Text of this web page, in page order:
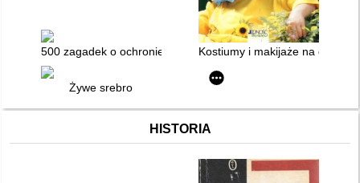
500 zagadek o ochronie środowiska człowieka
Kostiumy i makijaże na
Żywe srebro
HISTORIA